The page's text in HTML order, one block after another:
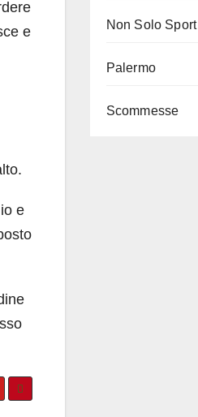
e
e
Non Solo Sport
Palermo
Scommesse